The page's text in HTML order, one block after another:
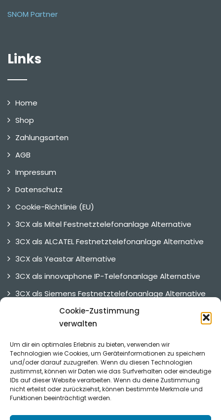
Cookie-Zustimmung
verwalten
Um dir ein optimales Erlebnis zu bieten, verwenden wir
Technologien wie Cookies, um Geräteinformationen zu speichern
und/oder darauf zuzugreifen. Wenn du diesen Technologien
zustimmst, können wir Daten wie das Surfverhalten oder eindeutige
IDs auf dieser Website verarbeiten. Wenn du deine Zustimmung
nicht erteilst oder zurückziehst, können bestimmte Merkmale und
Funktionen beeinträchtigt werden.
SNOM Partner
Links
Home
Shop
Zahlungsarten
AGB
Impressum
Datenschutz
Cookie-Richtlinie (EU)
3CX als Mitel Festnetztelefonanlage Alternative
3CX als ALCATEL Festnetztelefonanlage Alternative
3CX als Yeastar Alternative
3CX als innovaphone IP-Telefonanlage Alternative
3CX als Siemens Festnetztelefonanlage Alternative
3CX als UNIFY Telefonanlage Alternative
3CX Alternative
Referenzen
Was unsere Kunden sagen.Zu den Referenzen.